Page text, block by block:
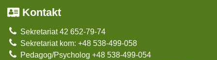
Kontakt
Sekretariat 42 652-79-74
Sekretariat kom: +48 538-499-058
Pedagog/Psycholog +48 538-499-054